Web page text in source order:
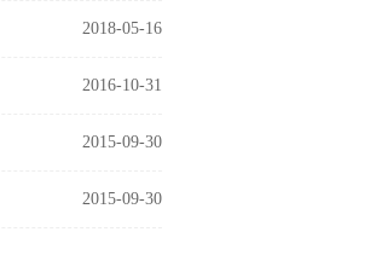
2018-05-16
2016-10-31
2015-09-30
2015-09-30